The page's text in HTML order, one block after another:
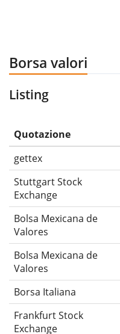
Borsa valori
Listing
Quotazione
gettex
Stuttgart Stock
Exchange
Bolsa Mexicana de
Valores
Bolsa Mexicana de
Valores
Borsa Italiana
Frankfurt Stock
Exchange